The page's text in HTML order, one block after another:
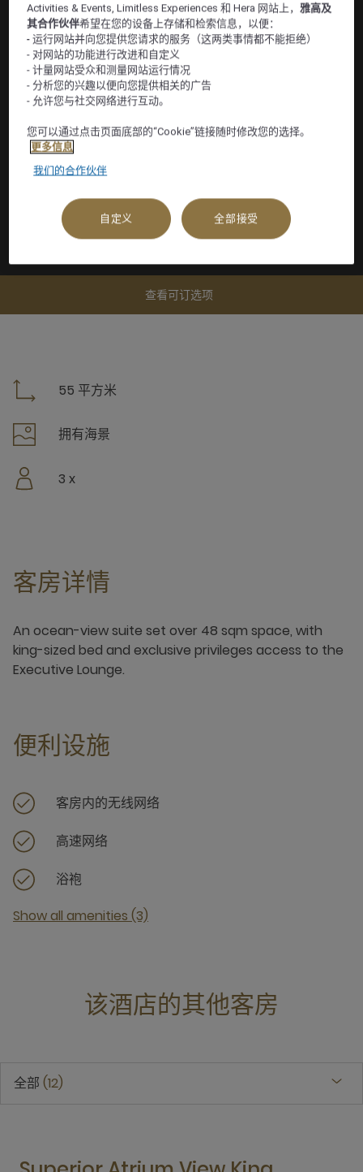
查看可订选项
55 平方米
拥有海景
3 x
客房详情
An ocean-view suite set over 48 sqm space, with
king-sized bed and exclusive privileges access to the
Executive Lounge.
便利设施
客房内的无线网络
高速网络
浴袍
Show all amenities (3)
该酒店的其他客房
全部 12
Activities & Events, Limitless Experiences 和 Hera 网站上，雅高及
其合作伙伴希望在您的设备上存储和检索信息，以便：
- 运行网站并向您提供您请求的服务（这两类事情都不能拒绝）
- 对网站的功能进行改进和自定义
- 计量网站受众和测量网站运行情况
- 分析您的兴趣以便向您提供相关的广告
- 允许您与社交网络进行互动。
您可以通过点击页面底部的“Cookie”链接随时修改您的选择。
更多信息
我们的合作伙伴
自定义 全部接受